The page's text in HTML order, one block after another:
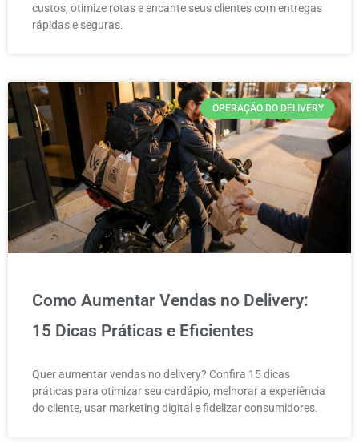
custos, otimize rotas e encante seus clientes com entregas
rápidas e seguras.
OPERAÇÃO DO DELIVERY
Como Aumentar Vendas no Delivery:
15 Dicas Práticas e Eficientes
Quer aumentar vendas no delivery? Confira 15 dicas
práticas para otimizar seu cardápio, melhorar a experiência
do cliente, usar marketing digital e fidelizar consumidores.